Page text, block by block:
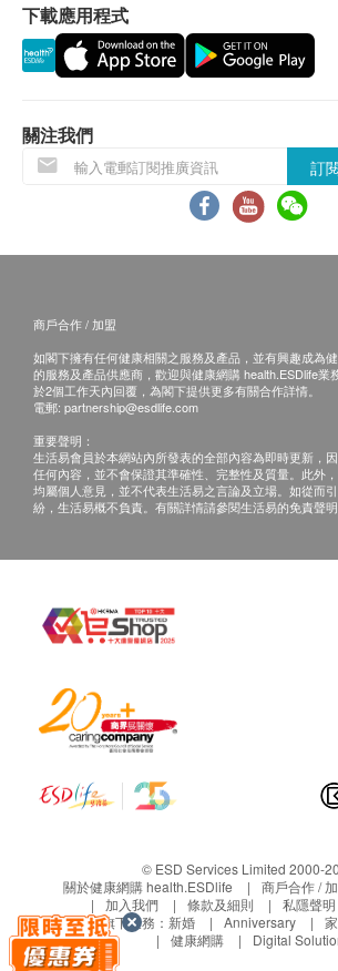
有損毀情況，一經確認簽收，恕不
退換產品必須包裝完整，如退換之
或過期退回，供應商有權不受理。
正本，並於送貨後3個工作天內按
特維健 客戶服務部跟進。
電郵: cs@wrightlife.com.hk
查詢熱線: 2114 2333 / 6735 6223
下載應用程式
關注我們
訂
商戶合作 / 加盟
如閣下擁有任何健康相關之服務及產品，並有興趣成為
的服務及產品供應商，歡迎與健康網購 health.ESDlife業
於2個工作天內回覆，為閣下提供更多有關合作詳情。
電郵: partnership@esdlife.com
重要聲明：
生活易會員於本網站內所發表的全部內容為即時更新，
任何內容，並不會保證其準確性、完整性及質量。此外
均屬個人意見，並不代表生活易之言論及立場。如從而
紛，生活易概不負責。有關詳情請參閱生活易的免責聲明
© ESD Services Limited 2000-
關於健康網購 health.ESDlife
商戶合作 /
加入我們
條款及細則 私隱聲明
生活易旗下業務： 新婚 Anniversary
健康網購
Digital